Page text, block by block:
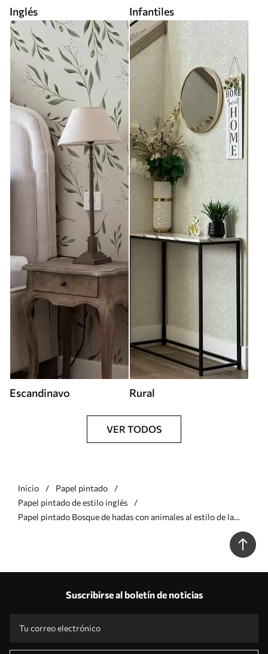
Inglés Infantiles
Escandinavo Rural
VER TODOS
Inicio
Papel pintado
Papel pintado de estilo inglés
Papel pintado Bosque de hadas con animales al estilo de la
Suscribirse al boletín de noticias